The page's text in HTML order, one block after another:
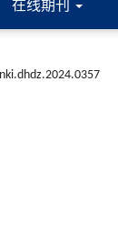
在线期刊